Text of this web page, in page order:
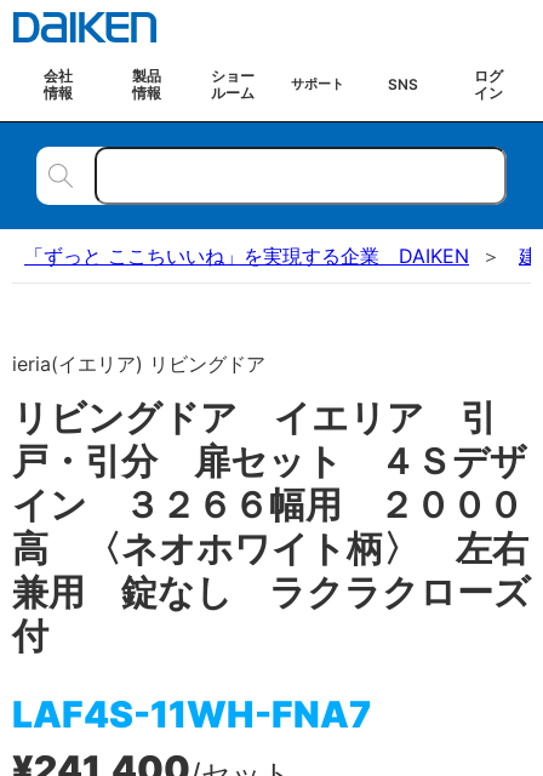
会社
情報
製品
情報
ショー
ルーム
サポート SNS
ログ
イン
「ずっと ここちいいね」を実現する企業 DAIKEN 建
ieria(イエリア) リビングドア
リビングドア イエリア 引
戸・引分 扉セット ４Ｓデザ
イン ３２６６幅用 ２０００
高 〈ネオホワイト柄〉 左右
兼用 錠なし ラクラクローズ
付
LAF4S-11WH-FNA7